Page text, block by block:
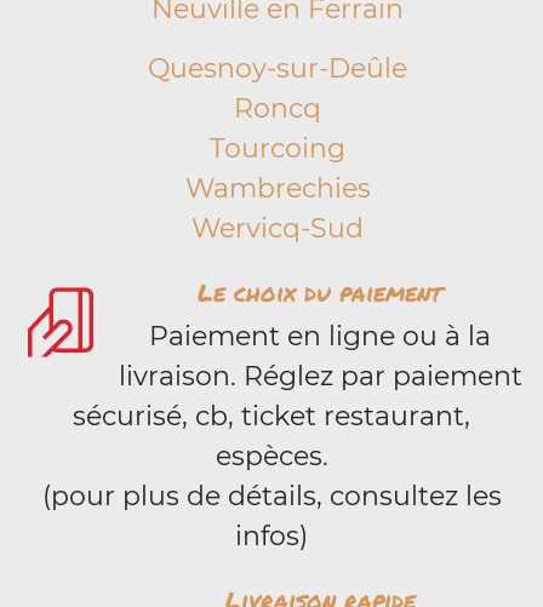
Neuville en Ferrain
Quesnoy-sur-Deûle
Roncq
Tourcoing
Wambrechies
Wervicq-Sud
Le choix du paiement
Paiement en ligne ou à la
livraison. Réglez par paiement
sécurisé, cb, ticket restaurant,
espèces.
(pour plus de détails, consultez les
infos)
Livraison rapide